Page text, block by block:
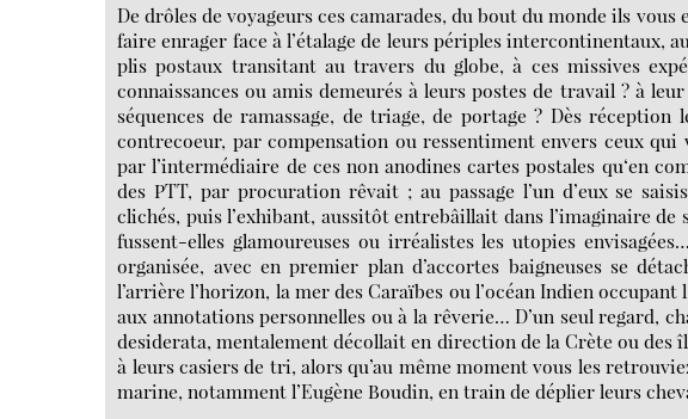
De drôles de voyageurs ces camarades, du bout du monde ils
faire enrager face à l’étalage de leurs périples intercontinentaux,
plis postaux transitant au travers du globe, à ces missives
connaissances ou amis demeurés à leurs postes de travail ? à
séquences de ramassage, de triage, de portage ? Dès
contrecoeur, par compensation ou ressentiment envers ceux
par l’intermédiaire de ces non anodines cartes postales qu‘en
des PTT, par procuration rêvait ; au passage l’un d’eux se
clichés, puis l’exhibant, aussitôt entrebâillait dans l’imaginaire
fussent-elles glamoureuses ou irréalistes les utopies
organisée, avec en premier plan d’accortes baigneuses se
l’arrière l’horizon, la mer des Caraïbes ou l’océan Indien
aux annotations personnelles ou à la rêverie… D’un seul regard,
desiderata, mentalement décollait en direction de la Crète ou des
à leurs casiers de tri, alors qu’au même moment vous les
marine, notamment l’Eugène Boudin, en train de déplier leurs